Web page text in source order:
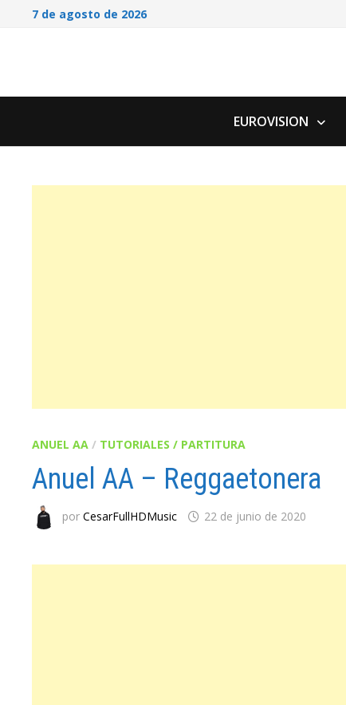
Saltar7 de agosto de 2026
EUROVISION
ANUEL AA / TUTORIALES / PARTITURA
Anuel AA – Reggaetonera
porCesarFullHDMusic 22 de junio de 2020